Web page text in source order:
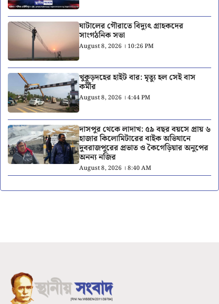
ঘাটালের গৌরাতে বিদ্যুৎ গ্রাহকদের
সাংগঠনিক সভা
August 8, 2026 । 10:26 PM
খুকুড়দহের হাইট বার: মৃত্যু হল সেই বাস
কর্মীর
August 8, 2026 । 4:44 PM
দাসপুর থেকে লাদাখ: ৫৯ বছর বয়সে প্রায় ৬
হাজার কিলোমিটারের বাইক অভিযানে
দুবরাজপুরের প্রভাত ও কৈগেড়িয়ার অনুপের
অনন্য নজির
August 8, 2026 । 8:40 AM